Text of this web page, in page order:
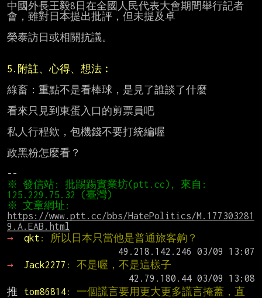
中國外長王毅8日在全國人民代表大會期間舉行記者
會，雖對日本提出批評，但未提及卓
榮泰訪日或相關抗議。
5.附註、心得、想法︰
綠畜：重點不是看棒球，是見了誰談了什麼
看來只見到東蛋入口的剪票員吧
私人行程欸，包機錢不要打統編喔
政黑粉怎麼看？
※ 發信站: 批踢踢實業坊(ptt.cc), 來自:
https://www.ptt.cc/bbs/HatePolitics/M.177303281
9.A.EAB.html
→
qkt : 所以日本只當他是普通旅客齁？
→
Jack2277 : 不是喔，不是這樣子
推
tom86814: 一個謊言要用更大更多謊言掩蓋，直